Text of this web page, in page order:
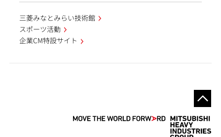
三菱みなとみらい技術館
スポーツ活動
企業CM特設サイト